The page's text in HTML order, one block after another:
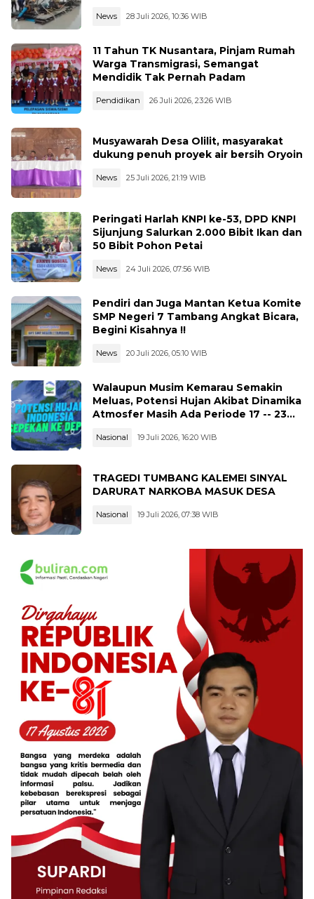
News 28 Juli 2026, 10:36 WIB
11 Tahun TK Nusantara, Pinjam Rumah
Warga Transmigrasi, Semangat
Mendidik Tak Pernah Padam
Pendidikan 26 Juli 2026, 23:26 WIB
Musyawarah Desa Olilit, masyarakat
dukung penuh proyek air bersih Oryoin
News 25 Juli 2026, 21:19 WIB
Peringati Harlah KNPI ke-53, DPD KNPI
Sijunjung Salurkan 2.000 Bibit Ikan dan
50 Bibit Pohon Petai
News 24 Juli 2026, 07:56 WIB
Pendiri dan Juga Mantan Ketua Komite
SMP Negeri 7 Tambang Angkat Bicara,
Begini Kisahnya !!
News 20 Juli 2026, 05:10 WIB
Walaupun Musim Kemarau Semakin
Meluas, Potensi Hujan Akibat Dinamika
Atmosfer Masih Ada Periode 17 -- 23
Nasional 19 Juli 2026, 16:20 WIB
TRAGEDI TUMBANG KALEMEI SINYAL
DARURAT NARKOBA MASUK DESA
Nasional 19 Juli 2026, 07:38 WIB